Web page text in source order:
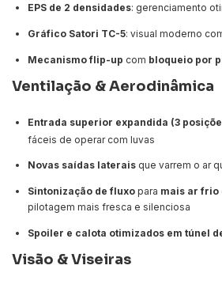
EPS de 2 densidades: gerenciamento
Gráfico Satori TC-5: visual moderno
Mecanismo flip-up com bloqueio por
Ventilação & Aerodinâmica
Entrada superior expandida (3
fáceis de operar com luvas
Novas saídas laterais que varrem o ar
Sintonização de fluxo para mais ar frio
pilotagem mais fresca e silenciosa
Spoiler e calota otimizados em túnel
Visão & Viseiras